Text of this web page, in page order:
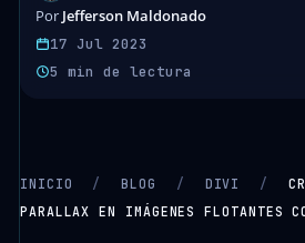
Por Jefferson Maldonado
17 Jul 2023
5 min de lectura
INICIO / BLOG / DIVI /
PARALLAX EN IMÁGENES FLOTANTES